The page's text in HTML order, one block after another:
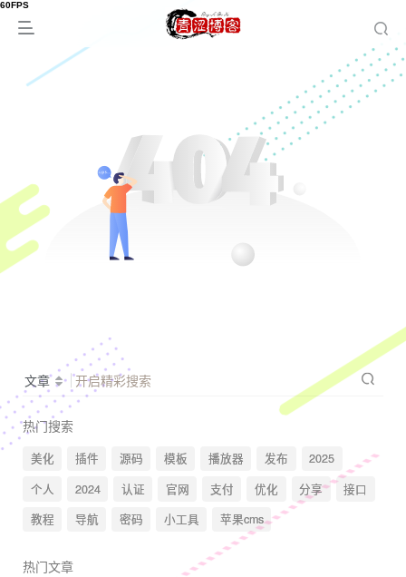
文章 开启精彩搜索
热门搜索
美化 插件 源码 模板 播放器 发布
2025
个人
2024 认证 官网 支付 优化 分享
接口
教程
导航 密码 小工具 苹果cms
热门文章